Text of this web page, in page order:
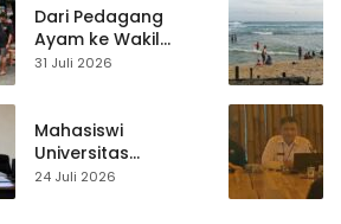
Live Streaming
Dari Pedagang
Ayam ke Wakil
Ketua DPRD, H.
Pasar Cisaat
31 Juli 2026
Mahasiswi
Universitas
Muhammadiyah
24 Juli 2026